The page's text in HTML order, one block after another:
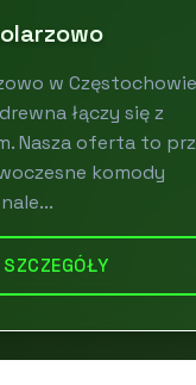
w
łączy się z
Nasza oferta to
komody